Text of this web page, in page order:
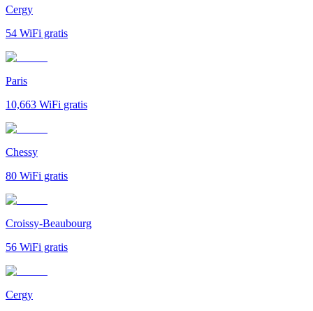
Cergy
54 WiFi gratis
Paris
10,663 WiFi gratis
Chessy
80 WiFi gratis
Croissy-Beaubourg
56 WiFi gratis
Cergy